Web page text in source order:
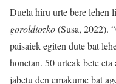
Duela hiru urte bere lehen
goroldiozko(Susa, 2022).
paisaiek egiten dute bat
honetan. 50 urteak bete
jabetu den emakume bat